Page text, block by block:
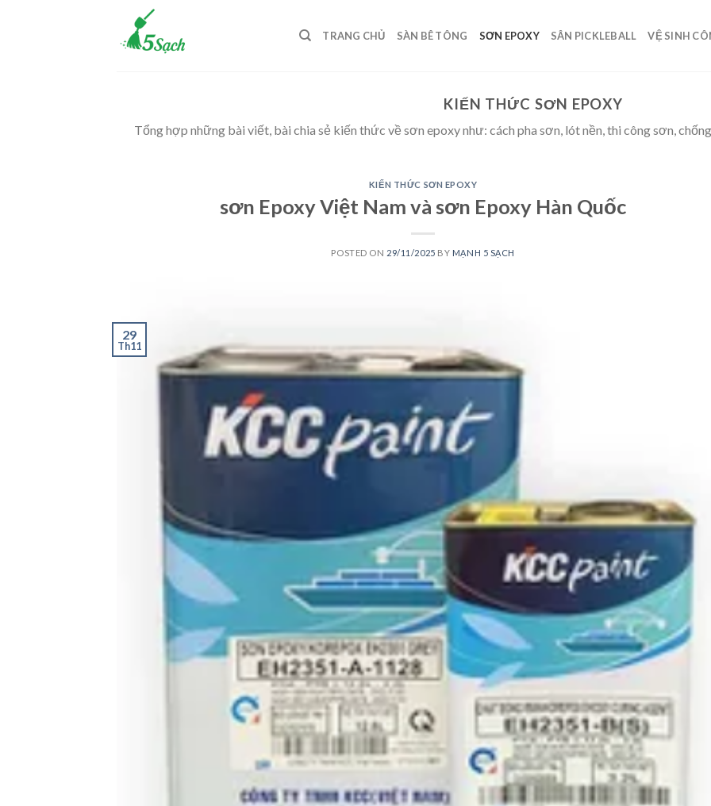
TRANG CHỦ SÀN BÊ TÔNG SƠN EPOXY SÂN PICKLEBALL VỆ SINH
KIẾN THỨC SƠN EPOXY
Tổng hợp những bài viết, bài chia sẻ kiến thức về sơn epoxy như: cách pha sơn, lót nền, thi công sơn,
KIẾN THỨC SƠN EPOXY
sơn Epoxy Việt Nam và sơn Epoxy Hàn Quốc
POSTED ON 29/11/2025 BY MẠNH 5 SẠCH
29
Th11